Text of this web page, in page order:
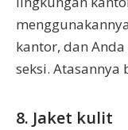
kantor, dan
seksi. Atasannya
8. Jaket kulit